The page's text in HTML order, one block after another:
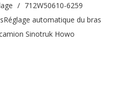
/ 712W50610-6259
automatique du bras
Sinotruk Howo